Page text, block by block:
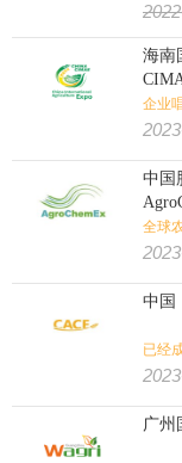
来参
海南
企业
中国
全球
中国
已经
广州